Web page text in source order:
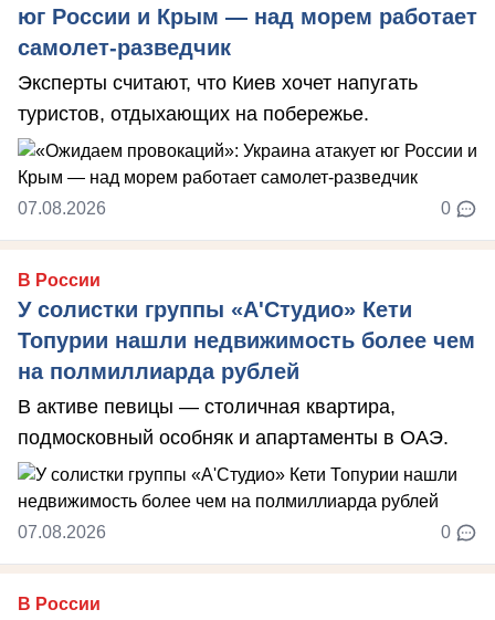
юг России и Крым — над морем работает
самолет-разведчик
Эксперты считают, что Киев хочет напугать
туристов, отдыхающих на побережье.
07.08.2026 0
В России
У солистки группы «А'Студио» Кети
Топурии нашли недвижимость более чем
на полмиллиарда рублей
В активе певицы — столичная квартира,
подмосковный особняк и апартаменты в ОАЭ.
07.08.2026 0
В России